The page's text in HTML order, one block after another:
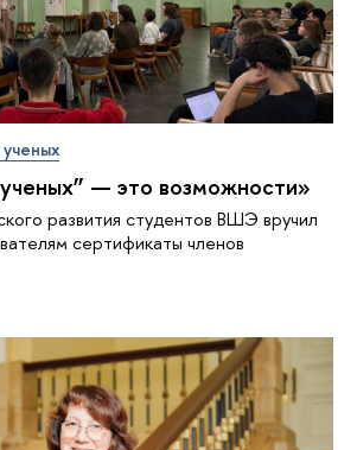
— это возможности»
развития студентов ВШЭ вручил
сертификаты членов